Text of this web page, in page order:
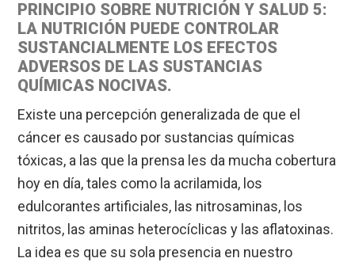
PRINCIPIO SOBRE NUTRICIÓN Y SALUD 5:
LA NUTRICIÓN PUEDE CONTROLAR
SUSTANCIALMENTE LOS EFECTOS
ADVERSOS DE LAS SUSTANCIAS
QUÍMICAS NOCIVAS.
Existe una percepción generalizada de que el
cáncer es causado por sustancias químicas
tóxicas, a las que la prensa les da mucha cobertura
hoy en día, tales como la acrilamida, los
edulcorantes artificiales, las nitrosaminas, los
nitritos, las aminas heterocíclicas y las aflatoxinas.
La idea es que su sola presencia en nuestro